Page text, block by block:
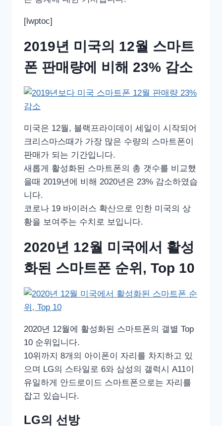
[lwptoc]
2019년 미국의 12월 스마트
폰 판매량에 비해 23% 감소
미국은 12월, 블랙프라이데이 세일이 시작되어
크리스마스때가 가장 많은 수량의 스마트폰이
판매가 되는 기간입니다.
새롭게 활성화된 스마트폰의 총 갯수를 비교했
을때 2019년에 비해 2020년은 23% 감소하였습
니다.
코로나 19 바이러스 확산으로 인한 미국의 상
황을 보여주는 수치로 보입니다.
2020년 12월 미국에서 활성
화된 스마트폰 순위, Top 10
2020년 12월에 활성화된 스마트폰의 갤별 Top
10 순위입니다.
10위까지 8개의 아이폰이 자리를 차지하고 있
으며 LG의 스타일로 6와 삼성의 갤럭시 A11이
유일하게 안드로이드 스마트폰으로는 자리를
잡고 있습니다.
LG의 선방